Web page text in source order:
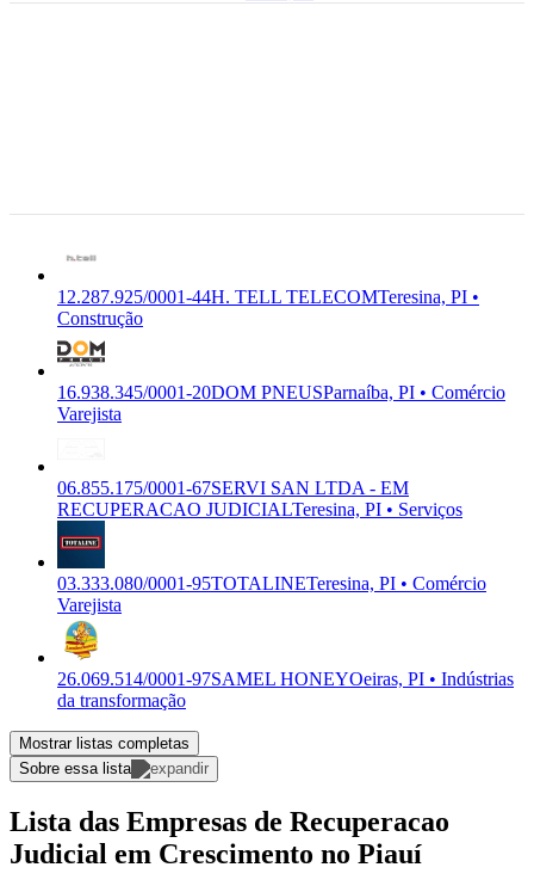
12.287.925/0001-44H. TELL TELECOMTeresina, PI •
Construção
16.938.345/0001-20DOM PNEUSParnaíba, PI • Comércio
Varejista
06.855.175/0001-67SERVI SAN LTDA - EM
RECUPERACAO JUDICIALTeresina, PI • Serviços
03.333.080/0001-95TOTALINETeresina, PI • Comércio
Varejista
26.069.514/0001-97SAMEL HONEYOeiras, PI • Indústrias
da transformação
Mostrar listas completas
Sobre essa lista
Lista das Empresas de Recuperacao
Judicial em Crescimento no Piauí